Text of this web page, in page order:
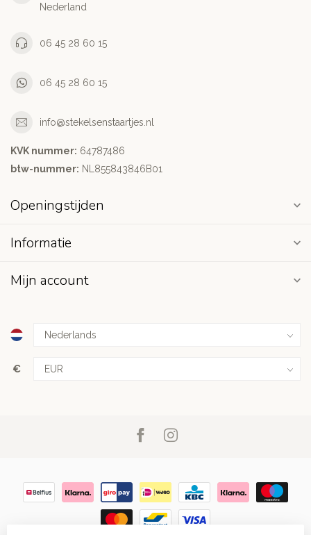
Nederland
06 45 28 60 15
06 45 28 60 15
info@stekelsenstaartjes.nl
KVK nummer: 64787486
btw-nummer: NL855843846B01
Openingstijden
Informatie
Mijn account
€